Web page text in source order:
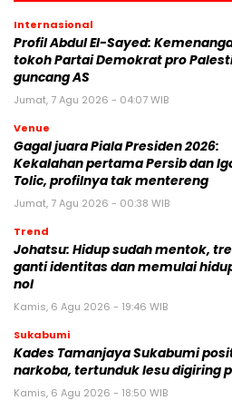
Internasional
Profil Abdul El-Sayed:
tokoh Partai Demokrat pro
guncang AS
Jumat, 7 Agu 2026 - 04:07 WIB
Venue
Gagal juara Piala Presiden 2026:
Kekalahan pertama Persib dan
Tolic, profilnya tak mentereng
Jumat, 7 Agu 2026 - 00:38 WIB
Trend
Johatsu: Hidup sudah mentok,
ganti identitas dan memulai
nol
Kamis, 6 Agu 2026 - 19:46 WIB
Sukabumi
Kades Tamanjaya Sukabumi
narkoba, tertunduk lesu digiring
Kamis, 6 Agu 2026 - 18:50 WIB